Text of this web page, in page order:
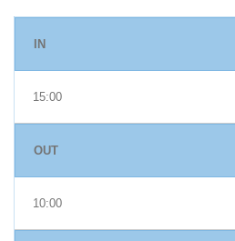
IN
15:00
OUT
10:00